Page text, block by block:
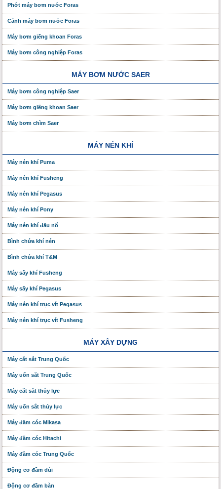
Phớt máy bơm nước Foras
Cánh máy bơm nước Foras
Máy bơm giếng khoan Foras
Máy bơm công nghiệp Foras
MÁY BƠM NƯỚC SAER
Máy bơm công nghiệp Saer
Máy bơm giếng khoan Saer
Máy bơm chìm Saer
MÁY NÉN KHÍ
Máy nén khí Puma
Máy nén khí Fusheng
Máy nén khí Pegasus
Máy nén khí Pony
Máy nén khí đầu nổ
Bình chứa khí nén
Bình chứa khí T&M
Máy sấy khí Fusheng
Máy sấy khí Pegasus
Máy nén khí trục vít Pegasus
Máy nén khí trục vít Fusheng
MÁY XÂY DỰNG
Máy cắt sắt Trung Quốc
Máy uốn sắt Trung Quốc
Máy cắt sắt thủy lực
Máy uốn sắt thủy lực
Máy đầm cóc Mikasa
Máy đầm cóc Hitachi
Máy đầm cóc Trung Quốc
Động cơ đầm dùi
Động cơ đầm bàn